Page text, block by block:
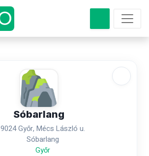
Sóbarlang
9024 Győr, Mécs László u.
Sóbarlang
Győr